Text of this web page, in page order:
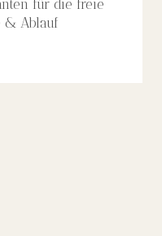
für die freie
& Ablauf